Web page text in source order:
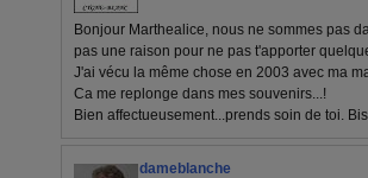
Bonjour Marthealice, nous ne sommes pas
pas une raison pour ne pas t'apporter
J'ai vécu la même chose en 2003 avec ma
Ca me replonge dans mes souvenirs...!
Bien affectueusement...prends soin de toi.
dameblanche